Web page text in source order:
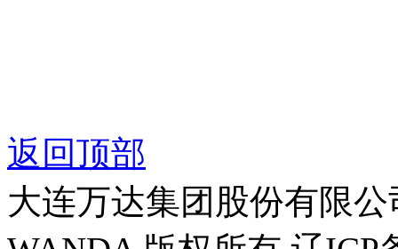
返回顶部
大连万达集团股份有限